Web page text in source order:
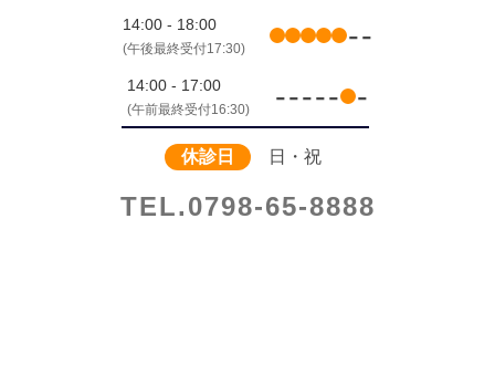
14:00 - 18:00
(午後最終受付17:30) --
14:00 - 17:00
(午前最終受付16:30) ----- -
休診日 日・祝
TEL.0798-65-8888